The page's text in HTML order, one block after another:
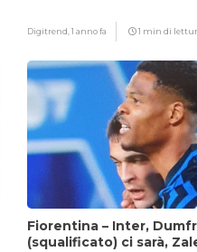
Digitrend,1 anno fa 1 min di
Fiorentina – Inter,
(squalificato) ci sarà,